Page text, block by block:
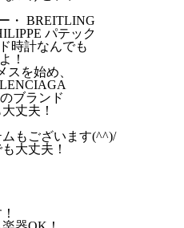
・ BREITLING
パテック
時計なんでも
！
を始め、
ブランド
丈夫！
もございます(^^)/
大丈夫！